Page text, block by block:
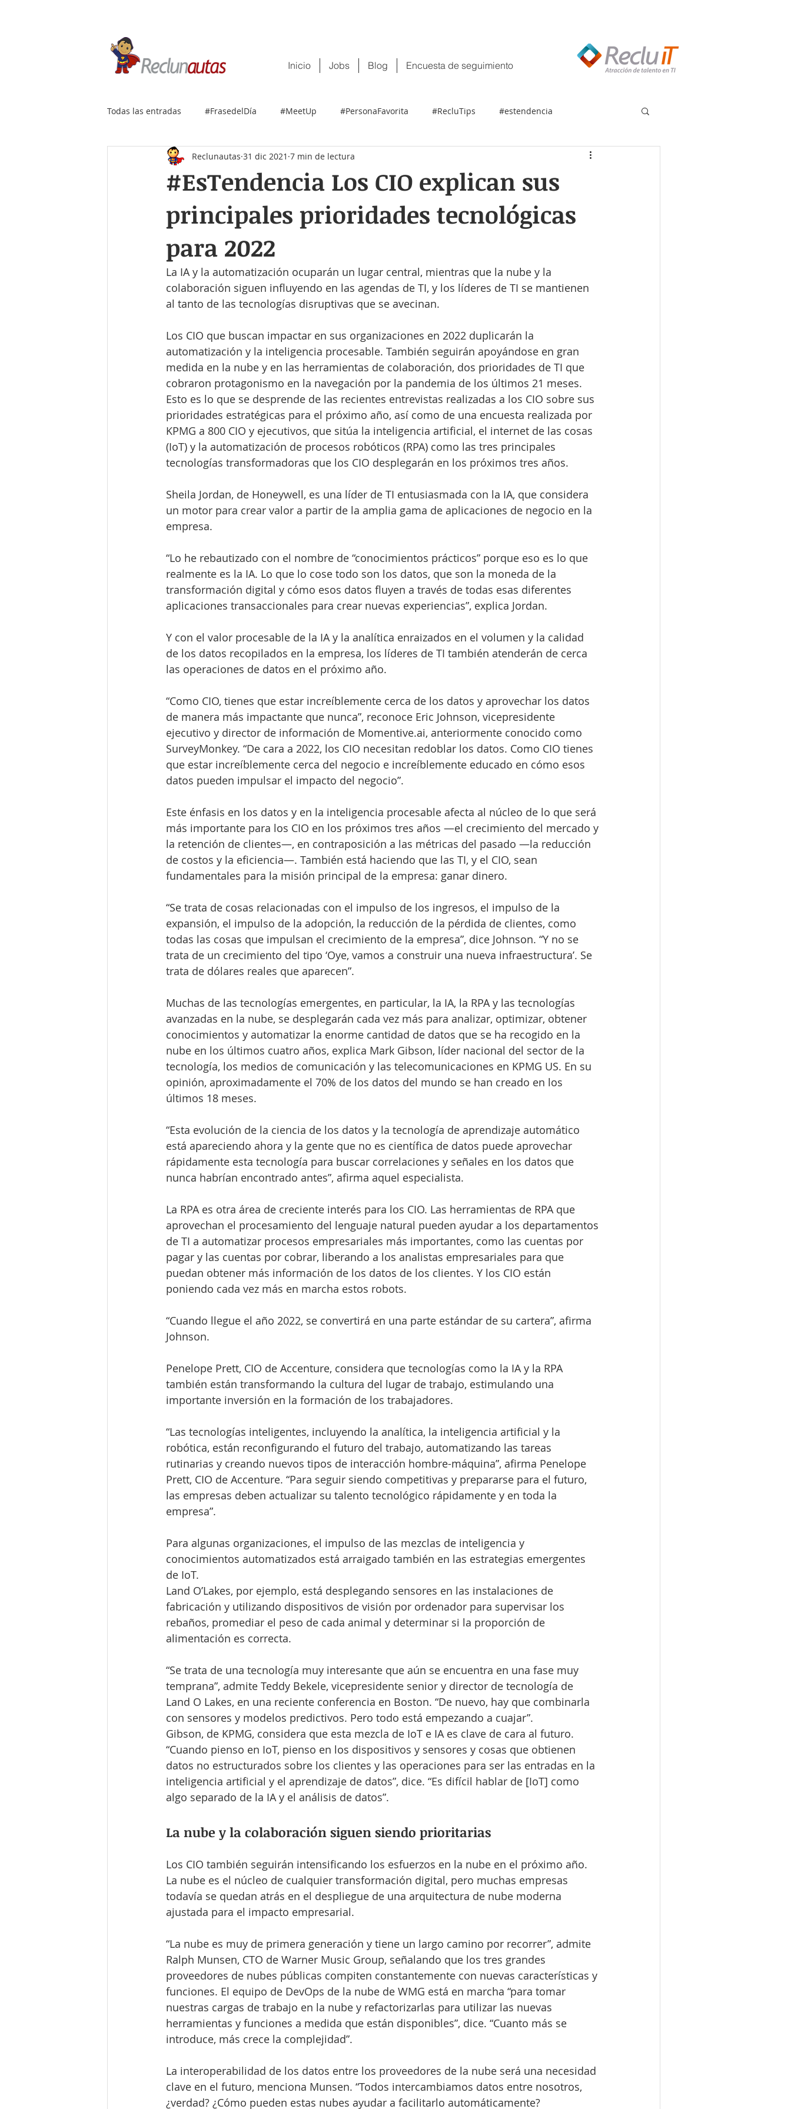
Inicio Jobs Blog Encuesta de seguimiento
Todas las entradas #FrasedelDía #MeetUp #PersonaFavorita #RecluTips #estendencia
#EsTendencia Los CIO explican sus
principales prioridades tecnológicas
para 2022
Reclunautas 31 dic 2021 7 min de lectura
La IA y la automatización ocuparán un lugar central, mientras que la nube y la
colaboración siguen influyendo en las agendas de TI, y los líderes de TI se mantienen
al tanto de las tecnologías disruptivas que se avecinan.
Los CIO que buscan impactar en sus organizaciones en 2022 duplicarán la
automatización y la inteligencia procesable. También seguirán apoyándose en gran
medida en la nube y en las herramientas de colaboración, dos prioridades de TI que
cobraron protagonismo en la navegación por la pandemia de los últimos 21 meses.
Esto es lo que se desprende de las recientes entrevistas realizadas a los CIO sobre sus
prioridades estratégicas para el próximo año, así como de una encuesta realizada por
KPMG a 800 CIO y ejecutivos, que sitúa la inteligencia artificial, el internet de las cosas
(IoT) y la automatización de procesos robóticos (RPA) como las tres principales
tecnologías transformadoras que los CIO desplegarán en los próximos tres años.
Sheila Jordan, de Honeywell, es una líder de TI entusiasmada con la IA, que considera
un motor para crear valor a partir de la amplia gama de aplicaciones de negocio en la
empresa.
“Lo he rebautizado con el nombre de “conocimientos prácticos” porque eso es lo que
realmente es la IA. Lo que lo cose todo son los datos, que son la moneda de la
transformación digital y cómo esos datos fluyen a través de todas esas diferentes
aplicaciones transaccionales para crear nuevas experiencias”, explica Jordan.
Y con el valor procesable de la IA y la analítica enraizados en el volumen y la calidad
de los datos recopilados en la empresa, los líderes de TI también atenderán de cerca
las operaciones de datos en el próximo año.
“Como CIO, tienes que estar increíblemente cerca de los datos y aprovechar los datos
de manera más impactante que nunca”, reconoce Eric Johnson, vicepresidente
ejecutivo y director de información de Momentive.ai, anteriormente conocido como
SurveyMonkey. “De cara a 2022, los CIO necesitan redoblar los datos. Como CIO tienes
que estar increíblemente cerca del negocio e increíblemente educado en cómo esos
datos pueden impulsar el impacto del negocio”.
Este énfasis en los datos y en la inteligencia procesable afecta al núcleo de lo que será
más importante para los CIO en los próximos tres años —el crecimiento del mercado y
la retención de clientes—, en contraposición a las métricas del pasado —la reducción
de costos y la eficiencia—. También está haciendo que las TI, y el CIO, sean
fundamentales para la misión principal de la empresa: ganar dinero.
“Se trata de cosas relacionadas con el impulso de los ingresos, el impulso de la
expansión, el impulso de la adopción, la reducción de la pérdida de clientes, como
todas las cosas que impulsan el crecimiento de la empresa”, dice Johnson. “Y no se
trata de un crecimiento del tipo ‘Oye, vamos a construir una nueva infraestructura’. Se
trata de dólares reales que aparecen”.
Muchas de las tecnologías emergentes, en particular, la IA, la RPA y las tecnologías
avanzadas en la nube, se desplegarán cada vez más para analizar, optimizar, obtener
conocimientos y automatizar la enorme cantidad de datos que se ha recogido en la
nube en los últimos cuatro años, explica Mark Gibson, líder nacional del sector de la
tecnología, los medios de comunicación y las telecomunicaciones en KPMG US. En su
opinión, aproximadamente el 70% de los datos del mundo se han creado en los
últimos 18 meses.
“Esta evolución de la ciencia de los datos y la tecnología de aprendizaje automático
está apareciendo ahora y la gente que no es científica de datos puede aprovechar
rápidamente esta tecnología para buscar correlaciones y señales en los datos que
nunca habrían encontrado antes”, afirma aquel especialista.
La RPA es otra área de creciente interés para los CIO. Las herramientas de RPA que
aprovechan el procesamiento del lenguaje natural pueden ayudar a los departamentos
de TI a automatizar procesos empresariales más importantes, como las cuentas por
pagar y las cuentas por cobrar, liberando a los analistas empresariales para que
puedan obtener más información de los datos de los clientes. Y los CIO están
poniendo cada vez más en marcha estos robots.
“Cuando llegue el año 2022, se convertirá en una parte estándar de su cartera”, afirma
Johnson.
Penelope Prett, CIO de Accenture, considera que tecnologías como la IA y la RPA
también están transformando la cultura del lugar de trabajo, estimulando una
importante inversión en la formación de los trabajadores.
“Las tecnologías inteligentes, incluyendo la analítica, la inteligencia artificial y la
robótica, están reconfigurando el futuro del trabajo, automatizando las tareas
rutinarias y creando nuevos tipos de interacción hombre-máquina”, afirma Penelope
Prett, CIO de Accenture. “Para seguir siendo competitivas y prepararse para el futuro,
las empresas deben actualizar su talento tecnológico rápidamente y en toda la
empresa”.
Para algunas organizaciones, el impulso de las mezclas de inteligencia y
conocimientos automatizados está arraigado también en las estrategias emergentes
de IoT.
Land O’Lakes, por ejemplo, está desplegando sensores en las instalaciones de
fabricación y utilizando dispositivos de visión por ordenador para supervisar los
rebaños, promediar el peso de cada animal y determinar si la proporción de
alimentación es correcta.
“Se trata de una tecnología muy interesante que aún se encuentra en una fase muy
temprana”, admite Teddy Bekele, vicepresidente senior y director de tecnología de
Land O Lakes, en una reciente conferencia en Boston. “De nuevo, hay que combinarla
con sensores y modelos predictivos. Pero todo está empezando a cuajar”.
Gibson, de KPMG, considera que esta mezcla de IoT e IA es clave de cara al futuro.
“Cuando pienso en IoT, pienso en los dispositivos y sensores y cosas que obtienen
datos no estructurados sobre los clientes y las operaciones para ser las entradas en la
inteligencia artificial y el aprendizaje de datos”, dice. “Es difícil hablar de [IoT] como
algo separado de la IA y el análisis de datos”.
La nube y la colaboración siguen siendo prioritarias
Los CIO también seguirán intensificando los esfuerzos en la nube en el próximo año.
La nube es el núcleo de cualquier transformación digital, pero muchas empresas
todavía se quedan atrás en el despliegue de una arquitectura de nube moderna
ajustada para el impacto empresarial.
“La nube es muy de primera generación y tiene un largo camino por recorrer”, admite
Ralph Munsen, CTO de Warner Music Group, señalando que los tres grandes
proveedores de nubes públicas compiten constantemente con nuevas características y
funciones. El equipo de DevOps de la nube de WMG está en marcha “para tomar
nuestras cargas de trabajo en la nube y refactorizarlas para utilizar las nuevas
herramientas y funciones a medida que están disponibles”, dice. “Cuanto más se
introduce, más crece la complejidad”.
La interoperabilidad de los datos entre los proveedores de la nube será una necesidad
clave en el futuro, menciona Munsen. “Todos intercambiamos datos entre nosotros,
¿verdad? ¿Cómo pueden estas nubes ayudar a facilitarlo automáticamente?